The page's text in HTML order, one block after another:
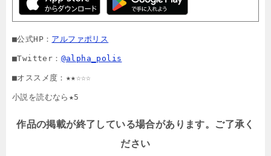
■公式HP： アルファポリス
■Twitter： @alpha_polis
■オススメ度：★★☆☆☆
小説を読むなら★5
作品の掲載が終了している場合があります。ご了承く
ださい